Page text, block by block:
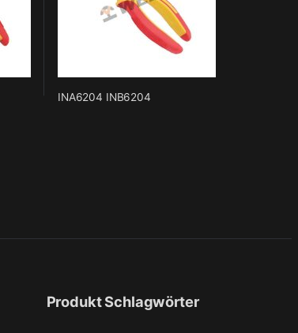
INA6204 INB6204
Produkt Schlagwörter